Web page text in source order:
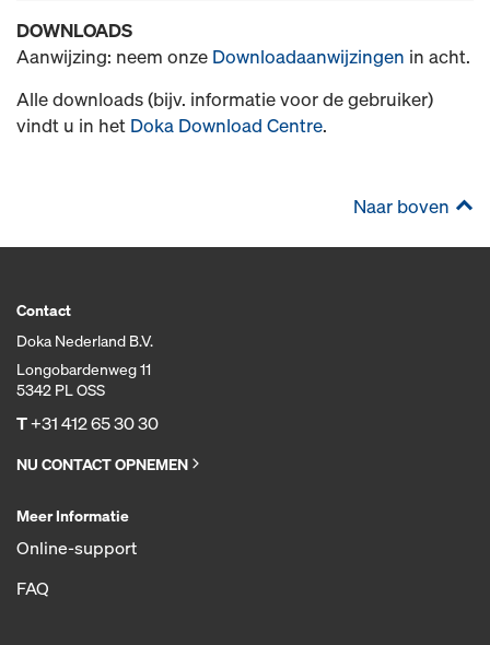
DOWNLOADS
Aanwijzing: neem onze Downloadaanwijzingen in acht.
Alle downloads (bijv. informatie voor de gebruiker)
vindt u in het Doka Download Centre.
Naar boven
Contact
Doka Nederland B.V.
Longobardenweg 11
5342 PL OSS
T+31 412 65 30 30
NU CONTACT OPNEMEN
Meer Informatie
Online-support
FAQ